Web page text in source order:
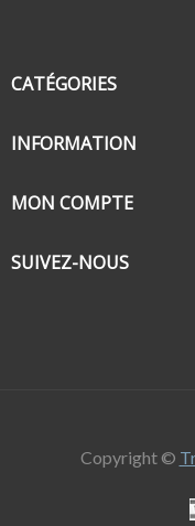
CATÉGORIES
INFORMATION
MON COMPTE
SUIVEZ-NOUS
Copyright ©